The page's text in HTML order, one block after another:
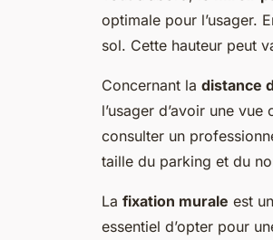
optimale pour l’usager.
sol. Cette hauteur peut
Concernant la distance
l’usager d’avoir une
consulter un
taille du parking et du
La fixation murale est
essentiel d’opter pour